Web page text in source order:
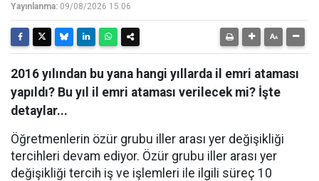
Yayınlanma: 09/08/2026 15:06
2016 yılından bu yana hangi yıllarda il emri ataması
yapıldı? Bu yıl il emri ataması verilecek mi? İşte
detaylar...
Öğretmenlerin özür grubu iller arası yer değişikliği
tercihleri devam ediyor. Özür grubu iller arası yer
değişikliği tercih iş ve işlemleri ile ilgili süreç 10